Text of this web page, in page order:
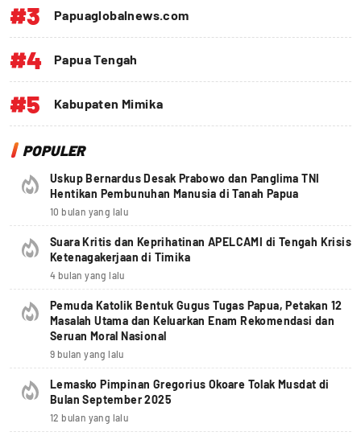
#3 Papuaglobalnews.com
#4 Papua Tengah
#5 Kabupaten Mimika
POPULER
Uskup Bernardus Desak Prabowo dan Panglima TNI
Hentikan Pembunuhan Manusia di Tanah Papua
10 bulan yang lalu
Suara Kritis dan Keprihatinan APELCAMI di Tengah Krisis
Ketenagakerjaan di Timika
4 bulan yang lalu
Pemuda Katolik Bentuk Gugus Tugas Papua, Petakan 12
Masalah Utama dan Keluarkan Enam Rekomendasi dan
Seruan Moral Nasional
9 bulan yang lalu
Lemasko Pimpinan Gregorius Okoare Tolak Musdat di
Bulan September 2025
12 bulan yang lalu